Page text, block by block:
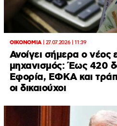
ΟΙΚΟΝΟΜΙΑ| 27.07.2026 | 11:39
Ανοίγει σήμερα ο νέος
μηχανισμός: Έως 420
Εφορία, ΕΦΚΑ και
οι δικαιούχοι